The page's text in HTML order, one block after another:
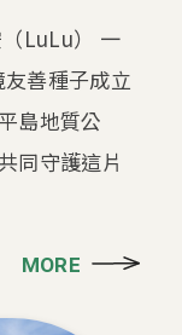
LuLu） 一
善種子成立
島地質公
同守護這片
MORE